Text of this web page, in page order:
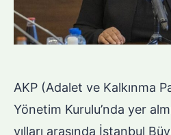
AKP (Adalet ve Kalkınma
Yönetim Kurulu’nda yer
yılları arasında İstanbul